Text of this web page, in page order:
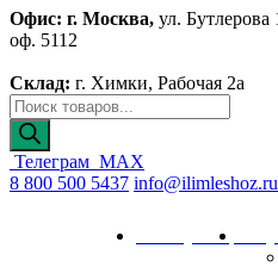
Офис: г. Москва, ул.
оф. 5112
Склад: г. Химки, Рабочая 2а
Телеграм MAX
8 800 500 5437 info@ilimleshoz.ru
Калькулятор